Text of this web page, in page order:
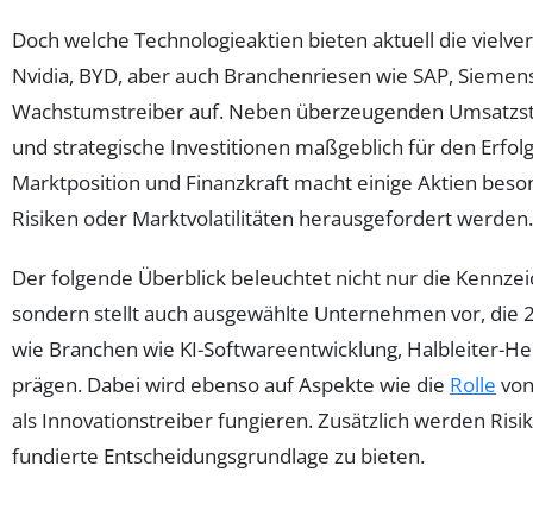
Doch welche Technologieaktien bieten aktuell die
Nvidia, BYD, aber auch Branchenriesen wie SAP,
Wachstumstreiber auf. Neben überzeugenden
und strategische Investitionen maßgeblich für den
Marktposition und Finanzkraft macht einige Aktien
Risiken oder Marktvolatilitäten herausgefordert werden.
Der folgende Überblick beleuchtet nicht nur die
sondern stellt auch ausgewählte Unternehmen vor, die
wie Branchen wie KI-Softwareentwicklung, Halbleiter-
prägen. Dabei wird ebenso auf Aspekte wie die Rolle
als Innovationstreiber fungieren. Zusätzlich werden
fundierte Entscheidungsgrundlage zu bieten.